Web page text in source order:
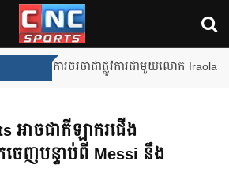
Unai Emery សន្យាថានឹងឈ្នះពាន
អាចជាកីឡាករជើង
ញបន្ទាប់ពី Messi នឹង